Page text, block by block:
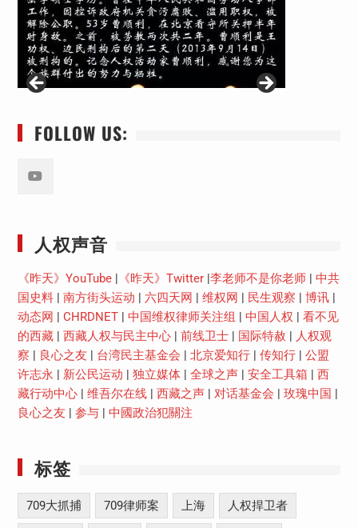
FOLLOW US:
人权声音
《昨天》YouTube| 《昨天》Twitter| 李老师不是你老师| 中共
国史料| 南方街头运动 六四天网 维权网 民生观察 博讯|
动态网
CHRDNET| 中国维权律师关注组 中国人权
看不见
的西藏| 西藏人权与民主中心| 前线卫士| 国际特赦
人权观
察
良心之友 台湾民主基金会 北京爱知行| 传知行| 公盟
许志永
新公民运动 独立媒体| 全球之声| 安全工具箱
西
藏行动中心| 维吾尔在线| 西藏之声| 对话基金会 玫瑰中国
良心之友
参与| 中國政治犯關注
标签
709大抓捕 709律师案 上海 人权捍卫者